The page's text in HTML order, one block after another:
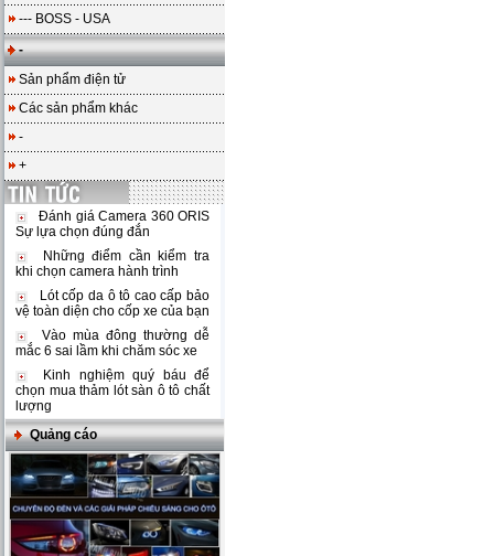
--- BOSS - USA
-
Sản phẩm điện tử
Các sản phẩm khác
-
+
Đánh giá Camera 360 ORIS
Sự lựa chọn đúng đắn
Những điểm cần kiểm tra
khi chọn camera hành trình
Lót cốp da ô tô cao cấp bảo
vệ toàn diện cho cốp xe của bạn
Vào mùa đông thường dễ
mắc 6 sai lầm khi chăm sóc xe
Kinh nghiệm quý báu để
chọn mua thảm lót sàn ô tô chất
lượng
Quảng cáo